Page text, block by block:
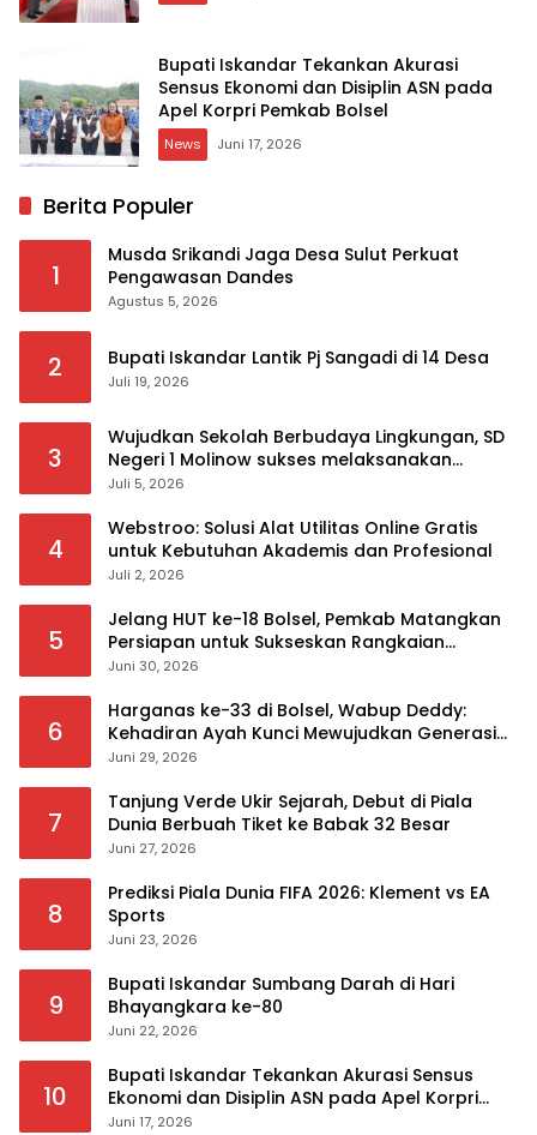
Bupati Iskandar Tekankan Akurasi
Sensus Ekonomi dan Disiplin ASN pada
Apel Korpri Pemkab Bolsel
News Juni 17, 2026
Berita Populer
1
Musda Srikandi Jaga Desa Sulut Perkuat
Pengawasan Dandes
Agustus 5, 2026
2 Bupati Iskandar Lantik Pj Sangadi di 14 Desa
Juli 19, 2026
3
Wujudkan Sekolah Berbudaya Lingkungan, SD
Negeri 1 Molinow sukses melaksanakan
serangkaian kegiatan Kampanye dan
Juli 5, 2026
4
Webstroo: Solusi Alat Utilitas Online Gratis
untuk Kebutuhan Akademis dan Profesional
Juli 2, 2026
5
Jelang HUT ke-18 Bolsel, Pemkab Matangkan
Persiapan untuk Sukseskan Rangkaian
Peringatan
Juni 30, 2026
6
Harganas ke-33 di Bolsel, Wabup Deddy:
Kehadiran Ayah Kunci Mewujudkan Generasi
Berkualitas
Juni 29, 2026
7
Tanjung Verde Ukir Sejarah, Debut di Piala
Dunia Berbuah Tiket ke Babak 32 Besar
Juni 27, 2026
8
Prediksi Piala Dunia FIFA 2026: Klement vs EA
Sports
Juni 23, 2026
9
Bupati Iskandar Sumbang Darah di Hari
Bhayangkara ke-80
Juni 22, 2026
10
Bupati Iskandar Tekankan Akurasi Sensus
Ekonomi dan Disiplin ASN pada Apel Korpri
Pemkab Bolsel
Juni 17, 2026